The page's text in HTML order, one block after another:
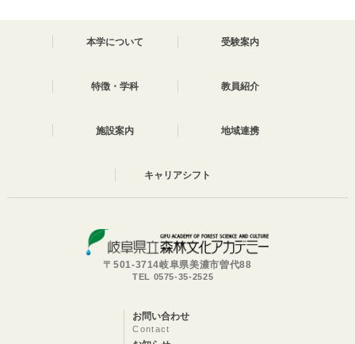
本学について 受験案内
特徴・学科 教員紹介
施設案内 地域連携
キャリアシフト
〒501-3714岐阜県美濃市曽代88
TEL 0575-35-2525
お問い合わせ
Contact